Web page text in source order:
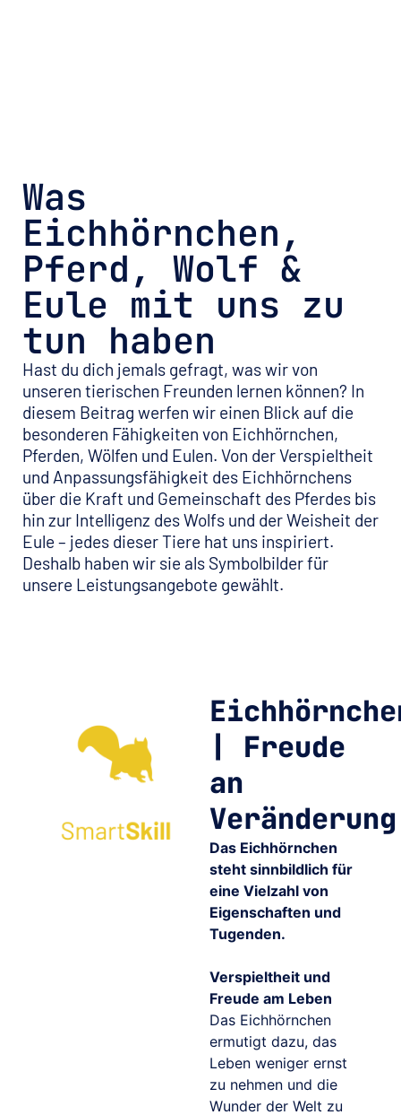
Was
Eichhörnchen,
Pferd, Wolf &
Eule mit uns zu
tun haben
Hast du dich jemals gefragt, was wir von
unseren tierischen Freunden lernen können? In
diesem Beitrag werfen wir einen Blick auf die
besonderen Fähigkeiten von Eichhörnchen,
Pferden, Wölfen und Eulen. Von der Verspieltheit
und Anpassungsfähigkeit des Eichhörnchens
über die Kraft und Gemeinschaft des Pferdes bis
hin zur Intelligenz des Wolfs und der Weisheit der
Eule – jedes dieser Tiere hat uns inspiriert.
Deshalb haben wir sie als Symbolbilder für
unsere Leistungsangebote gewählt.
| Freude
an
Veränderung
Das Eichhörnchen
steht sinnbildlich für
eine Vielzahl von
Eigenschaften und
Tugenden.
Verspieltheit und
Freude am Leben
Das Eichhörnchen
ermutigt dazu, das
Leben weniger ernst
zu nehmen und die
Wunder der Welt zu